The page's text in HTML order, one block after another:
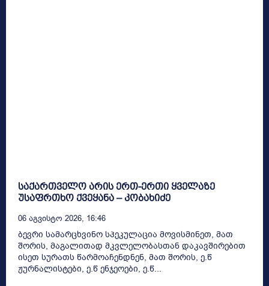
საქართველო არის ერთ-ერთი ყველაზე
უსაფრთხო ქვეყანა – კობახიძე
06 Აგვისტო 2026, 16:46
ბევრი სამარცხვინო სპეკულაცია მოვისმინეთ, მათ
შორის, მაგალითად მკვლელობასთან დაკავშირებით
ისეთ სურათს წარმოაჩენდნენ, მათ შორის, ე.წ
ჟურნალისტები, ე.წ ენჯეოები, ე.წ...